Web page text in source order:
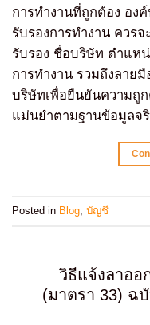
การทำงานที่ถูกต้อง อง
รับรองการทำงาน ควร
รับรอง ชื่อบริษัท ตำแห
การทำงาน รวมถึงลาย
บริษัทเพื่อยืนยันความถู
แม่นยำตามฐานข้อมูลจ
Posted in Blog บัญชี
วิธีแจ้งลาอ
(มาตรา 33) ฉ